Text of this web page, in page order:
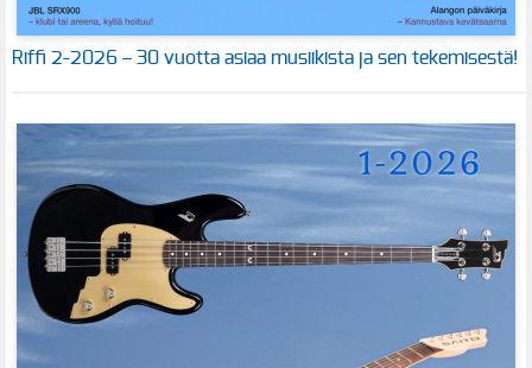
Riffi 2-2026 – 30 vuotta asiaa musiikista ja sen tekemisestä!